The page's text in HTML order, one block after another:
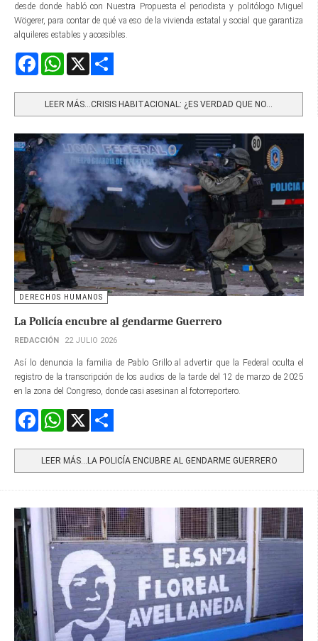
desde donde habló con Nuestra Propuesta el periodista y politólogo Miguel
Wögerer, para contar de qué va eso de la vivienda estatal y social que garantiza
alquileres estables y accesibles.
FacebookWhatsApp
LEER MÁS…CRISIS HABITACIONAL: ¿ES VERDAD QUE NO...
DERECHOS HUMANOS
La Policía encubre al gendarme Guerrero
REDACCIÓN 22 JULIO 2026
Así lo denuncia la familia de Pablo Grillo al advertir que la Federal oculta el
registro de la transcripción de los audios de la tarde del 12 de marzo de 2025
en la zona del Congreso, donde casi asesinan al fotorreportero.
FacebookWhatsApp
LEER MÁS…LA POLICÍA ENCUBRE AL GENDARME GUERRERO